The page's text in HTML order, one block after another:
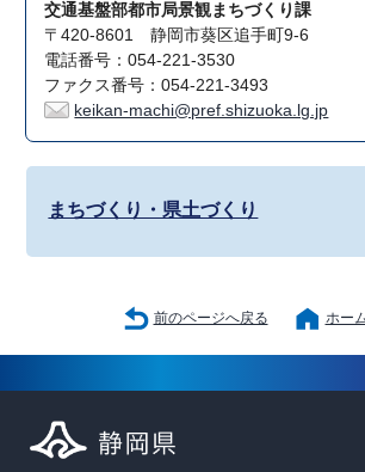
交通基盤部都市局景観まちづくり課
〒420-8601 静岡市葵区追手町9-6
電話番号：054-221-3530
ファクス番号：054-221-3493
keikan-machi@pref.shizuoka.lg.jp
まちづくり・県土づくり
前のページへ戻る ホー